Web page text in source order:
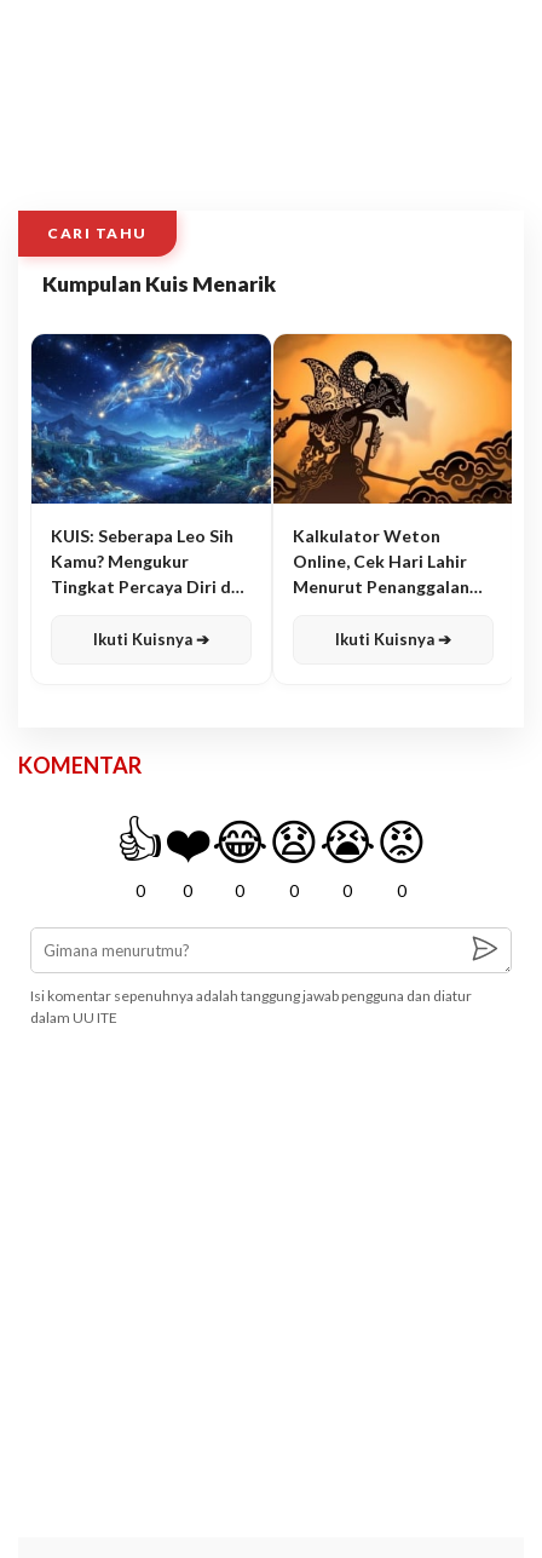
CARI TAHU
Kumpulan Kuis Menarik
KUIS: Seberapa Leo Sih
Kamu? Mengukur
Tingkat Percaya Diri dan
Ikuti Kuisnya ➔
Kalkulator Weton
Online, Cek Hari Lahir
Menurut Penanggalan
Ikuti Kuisnya ➔
KOMENTAR
👍
0
❤️
0
😂
0
😧
0
😭
0
😡
0
Isi komentar sepenuhnya adalah tanggung jawab pengguna dan diatur
dalam UU ITE